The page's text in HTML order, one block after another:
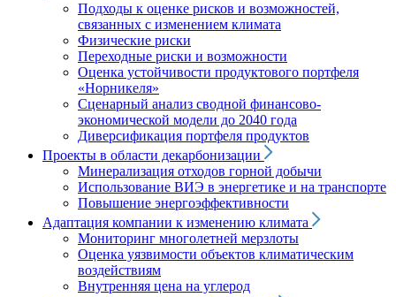
Подходы к оценке рисков и возможностей,
связанных с изменением климата
Физические риски
Переходные риски и возможности
Оценка устойчивости продуктового портфеля
«Норникеля»
Сценарный анализ сводной финансово-
экономической модели до 2040 года
Диверсификация портфеля продуктов
Проекты в области декарбонизации
Минерализация отходов горной добычи
Использование ВИЭ в энергетике и на транспорте
Повышение энергоэффективности
Адаптация компании к изменению климата
Мониторинг многолетней мерзлоты
Оценка уязвимости объектов климатическим
воздействиям
Внутренняя цена на углерод